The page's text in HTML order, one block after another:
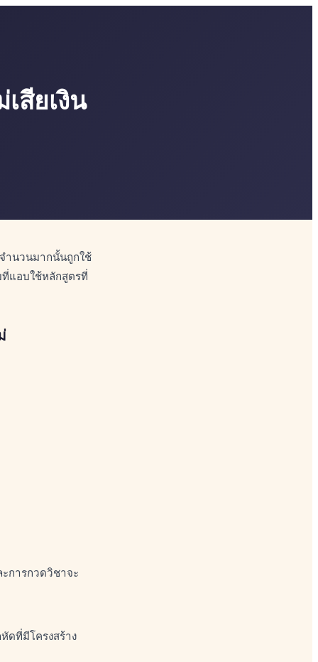
สียเงิน
ำนวนมากนั้นถูกใช้
ที่แอบใช้หลักสูตรที่
การกวดวิชาจะ
ดที่มีโครงสร้าง